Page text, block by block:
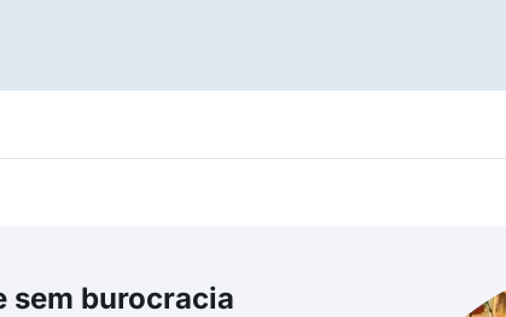
sem burocracia